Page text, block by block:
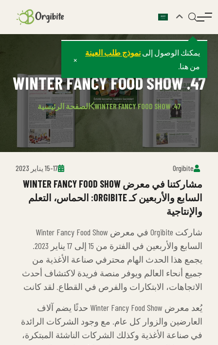
يمكنك الوصول إلى نموذج طلب العينة
من هنا.
×
47. WINTER FANCY FOOD SHOW
47. WINTER FANCY FOOD SHOW الصفحة الرئيسية
Orgibite 15-17 يناير 2023
مشاركتنا في معرض WINTER FANCY FOOD SHOW
السابع والأربعين كـ ORGIBITE: الحماس، التعلم
والإنتاجية
شاركت Orgibite في معرض Winter Fancy Food Show
السابع والأربعين في الفترة من 15 إلى 17 يناير 2023.
يجمع هذا الحدث الهام محترفي صناعة الأغذية من
جميع أنحاء العالم ويوفر منصة فريدة لاكتشاف أحدث
الاتجاهات، الابتكارات والفرص في القطاع. لقد كانت
تجربة مليئة بالحماس، التعلم والإنتاجية بالنسبة لنا. وقد
أتاح لنا وجودنا في المعرض فرصًا لا تقدر بثمن للترويج
لمنتجاتنا الحالية، وكذلك للمساهمة في تشكيل
الصناعة.
يُعد معرض Winter Fancy Food Show حدثًا يضم آلاف
العارضين والزوار كل عام. مع وجود الشركات الرائدة
في صناعة الأغذية وكذلك الشركات الناشئة المبتكرة،